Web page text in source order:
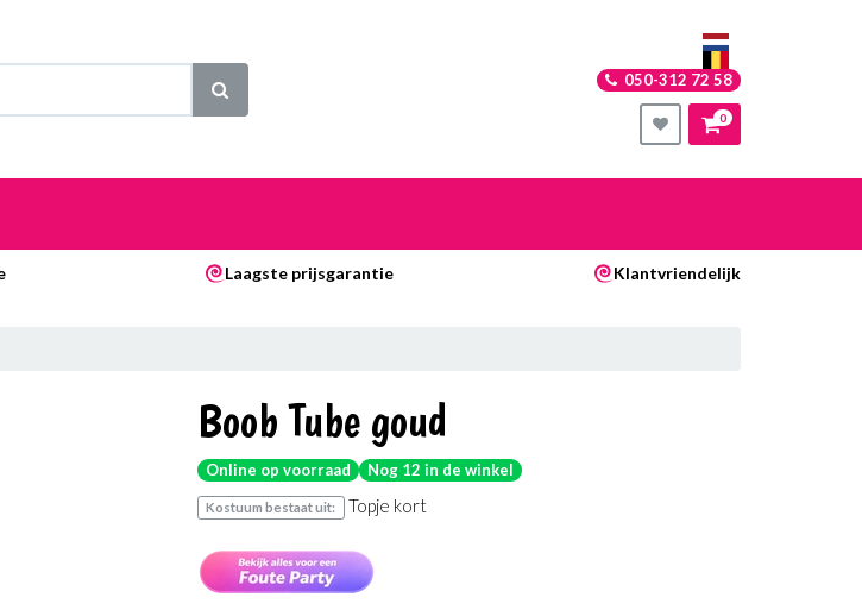
050-312 72 58
0
Laagste prijsgarantie Klantvriendelijk
Boob Tube goud
Online op voorraad Nog 12 in de winkel
Kostuum bestaat uit: Topje kort